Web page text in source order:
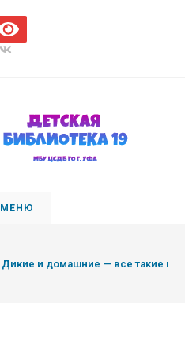
МЕНЮ
Дикие и домашние — все такие